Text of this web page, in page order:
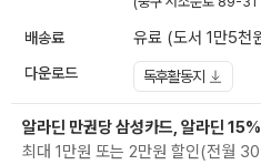
배송료 유료 (도서 1만5천
다운로드 독후활동지
알라딘 만권당 삼성카드, 알라딘
최대 1만원 또는 2만원 할인(전월